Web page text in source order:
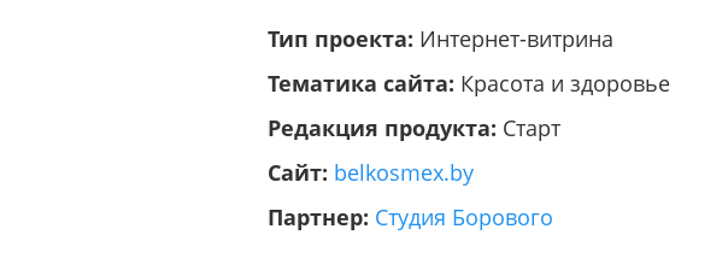
Тип проекта: Интернет-витрина
Тематика сайта: Красота и здоровье
Редакция продукта: Старт
Сайт: belkosmex.by
Партнер: Студия Борового